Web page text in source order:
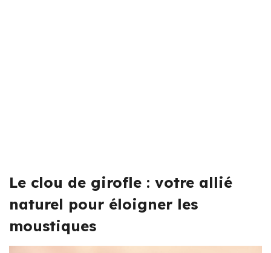
Le clou de girofle : votre allié
naturel pour éloigner les
moustiques